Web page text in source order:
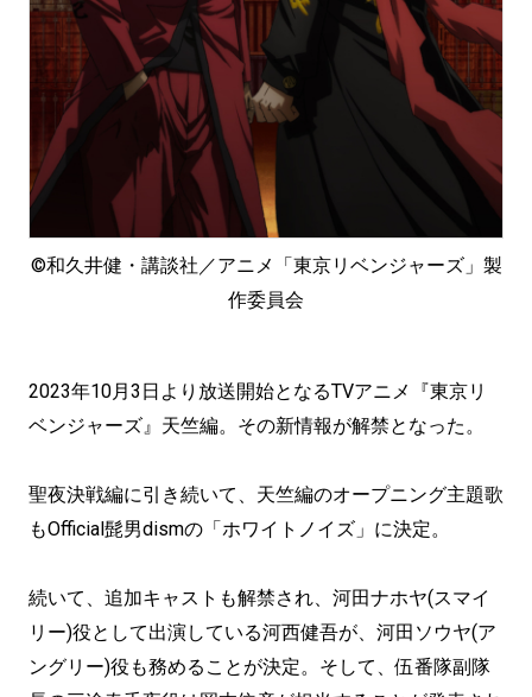
©和久井健・講談社／アニメ「東京リベンジャーズ」製
作委員会
2023年10月3日より放送開始となるTVアニメ『東京リ
ベンジャーズ』天竺編。その新情報が解禁となった。
聖夜決戦編に引き続いて、天竺編のオープニング主題歌
もOfficial髭男dismの「ホワイトノイズ」に決定。
続いて、追加キャストも解禁され、河田ナホヤ(スマイ
リー)役として出演している河西健吾が、河田ソウヤ(ア
ングリー)役も務めることが決定。そして、伍番隊副隊